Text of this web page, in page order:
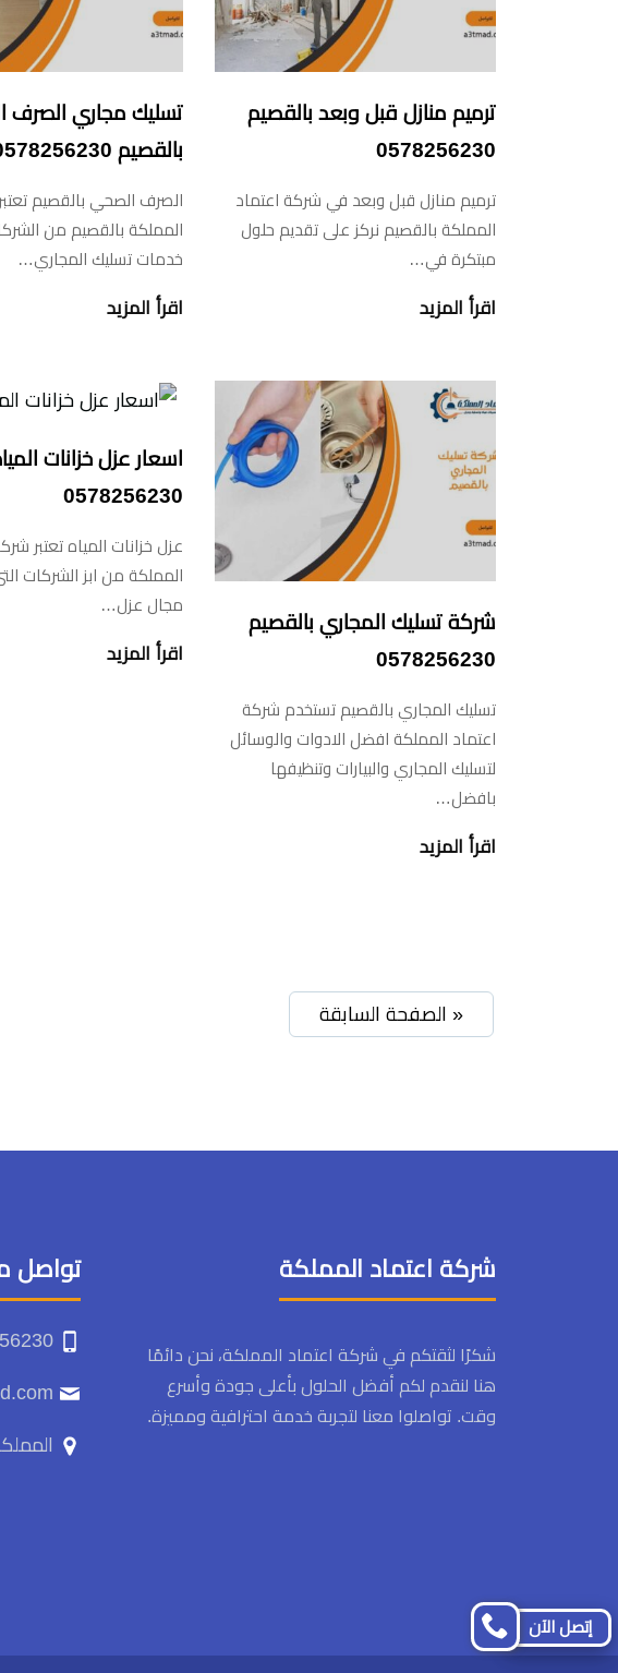
ترميم منازل قبل وبعد بالقصيم
0578256230
ترميم منازل قبل وبعد في شركة اعتماد
المملكة بالقصيم نركز على تقديم حلول
مبتكرة في…
اقرأ المزيد
تسليك مجاري الصرف
بالقصيم 0578256230
الصرف الصحي بالقصيم
المملكة بالقصيم من
خدمات تسليك المجاري…
اقرأ المزيد
شركة تسليك المجاري بالقصيم
0578256230
تسليك المجاري بالقصيم تستخدم شركة
اعتماد المملكة افضل الادوات والوسائل
لتسليك المجاري والبيارات وتنظيفها
بافضل…
اقرأ المزيد
اسعار عزل خزانات
0578256230
عزل خزانات المياه تعتبر
المملكة من ابز الشركات
مجال عزل…
اقرأ المزيد
« الصفحة السابقة
شركة اعتماد المملكة
شكرًا لثقتكم في شركة اعتماد المملكة، نحن دائمًا
هنا لنقدم لكم أفضل الحلول بأعلى جودة وأسرع
وقت. تواصلوا معنا لتجربة خدمة احترافية ومميزة.
تواصل
إتصل الآن